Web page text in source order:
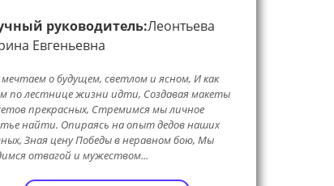
руководитель:Леонтьева
Евгеньевна
о будущем, светлом и ясном, И как
по лестнице жизни идти, Создавая макеты
прекрасных, Стремимся мы личное
найти. Опираясь на опыт дедов наших
Зная цену Победы в неравном бою, Мы
отвагой и мужеством...